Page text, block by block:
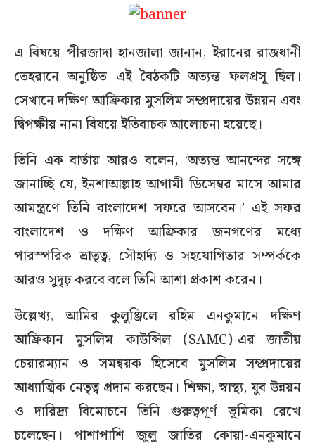
এ বিষয়ে পীরজাদা হানজালা জানান, ইরানের রাজধানী
তেহরানে অনুষ্ঠিত এই বৈঠকটি অত্যন্ত ফলপ্রসূ ছিল।
সেখানে দক্ষিণ আফ্রিকার মুসলিম সম্প্রদায়ের উন্নয়ন এবং
দ্বিপক্ষীয় নানা বিষয়ে ইতিবাচক আলোচনা হয়েছে।
তিনি এক বার্তায় আরও বলেন, ‘অত্যন্ত আনন্দের সঙ্গে
জানাচ্ছি যে, ইনশাআল্লাহ আগামী ডিসেম্বর মাসে আমার
আমন্ত্রণে তিনি বাংলাদেশ সফরে আসবেন।’ এই সফর
বাংলাদেশ ও দক্ষিণ আফ্রিকার জনগণের মধ্যে
পারস্পরিক ভ্রাতৃত্ব, সৌহার্দ্য ও সহযোগিতার সম্পর্ককে
আরও সুদৃঢ় করবে বলে তিনি আশা প্রকাশ করেন।
উল্লেখ্য, আমির কুলুঞ্জিলে রহিম এনকুমানে দক্ষিণ
আফ্রিকান মুসলিম কাউন্সিল (SAMC)-এর জাতীয়
চেয়ারম্যান ও সমন্বয়ক হিসেবে মুসলিম সম্প্রদায়ের
আধ্যাত্মিক নেতৃত্ব প্রদান করছেন। শিক্ষা, স্বাস্থ্য, যুব উন্নয়ন
ও দারিদ্র্য বিমোচনে তিনি গুরুত্বপূর্ণ ভূমিকা রেখে
চলেছেন। পাশাপাশি জুলু জাতির কোয়া-এনকুমানে